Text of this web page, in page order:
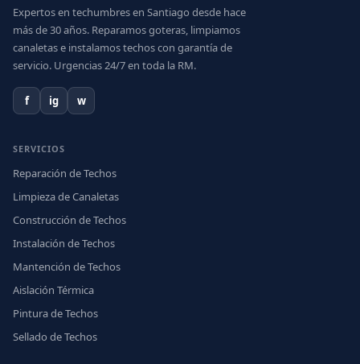
Expertos en techumbres en Santiago desde hace
más de 30 años. Reparamos goteras, limpiamos
canaletas e instalamos techos con garantía de
servicio. Urgencias 24/7 en toda la RM.
f ig w
SERVICIOS
Reparación de Techos
Limpieza de Canaletas
Construcción de Techos
Instalación de Techos
Mantención de Techos
Aislación Térmica
Pintura de Techos
Sellado de Techos